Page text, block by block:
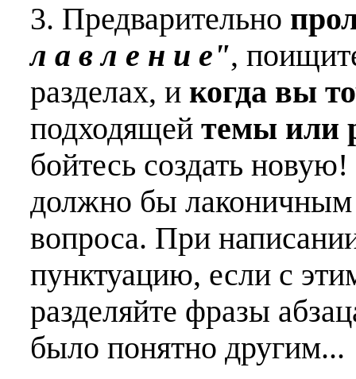
3. Предварительно
л а в л е н и е",
разделах, и когда вы
подходящей темы или
бойтесь создать
должно бы лаконичным
вопроса. При
пунктуацию, если с
разделяйте фразы
было понятно другим...